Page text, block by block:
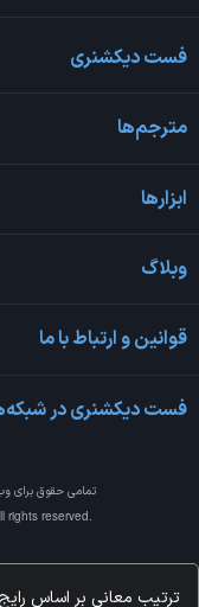
فست دیکشنری
مترجم‌ها
ابزارها
وبلاگ
قوانین و ارتباط با ما
فست دیکشنری در
تمامی حقوق برای
reserved.
ترتیب معانی بر اساس